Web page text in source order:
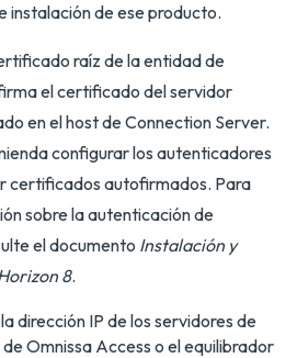
instalación de ese producto.
raíz de la entidad de
el certificado del servidor
en el host de Connection Server.
configurar los autenticadores
certificados autofirmados. Para
sobre la autenticación de
el documento Instalación y
8.
dirección IP de los servidores de
Omnissa Access o el equilibrador